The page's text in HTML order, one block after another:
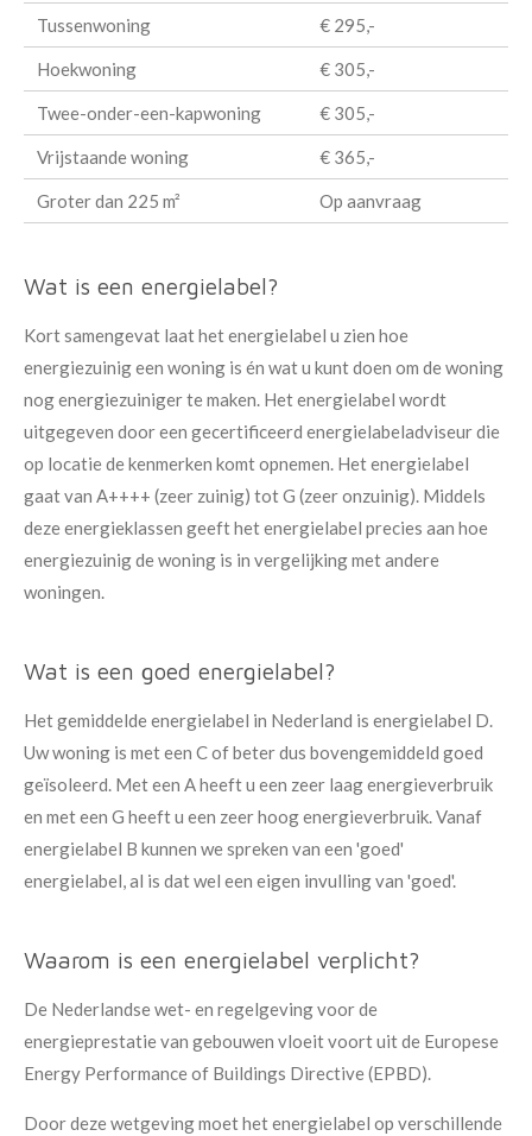
Tussenwoning € 295,-
Hoekwoning € 305,-
Twee-onder-een-kapwoning € 305,-
Vrijstaande woning € 365,-
Groter dan 225 m² Op aanvraag
Wat is een energielabel?
Kort samengevat laat het energielabel u zien hoe
energiezuinig een woning is én wat u kunt doen om de woning
nog energiezuiniger te maken. Het energielabel wordt
uitgegeven door een gecertificeerd energielabeladviseur die
op locatie de kenmerken komt opnemen. Het energielabel
gaat van A++++ (zeer zuinig) tot G (zeer onzuinig). Middels
deze energieklassen geeft het energielabel precies aan hoe
energiezuinig de woning is in vergelijking met andere
woningen.
Wat is een goed energielabel?
Het gemiddelde energielabel in Nederland is energielabel D.
Uw woning is met een C of beter dus bovengemiddeld goed
geïsoleerd. Met een A heeft u een zeer laag energieverbruik
en met een G heeft u een zeer hoog energieverbruik. Vanaf
energielabel B kunnen we spreken van een 'goed'
energielabel, al is dat wel een eigen invulling van 'goed'.
Waarom is een energielabel verplicht?
De Nederlandse wet- en regelgeving voor de
energieprestatie van gebouwen vloeit voort uit de Europese
Energy Performance of Buildings Directive (EPBD).
Door deze wetgeving moet het energielabel op verschillende